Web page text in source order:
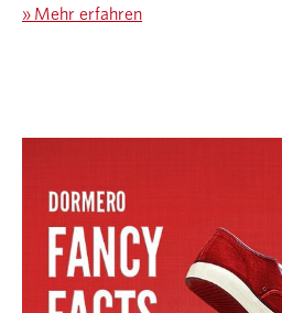
» Mehr erfahren